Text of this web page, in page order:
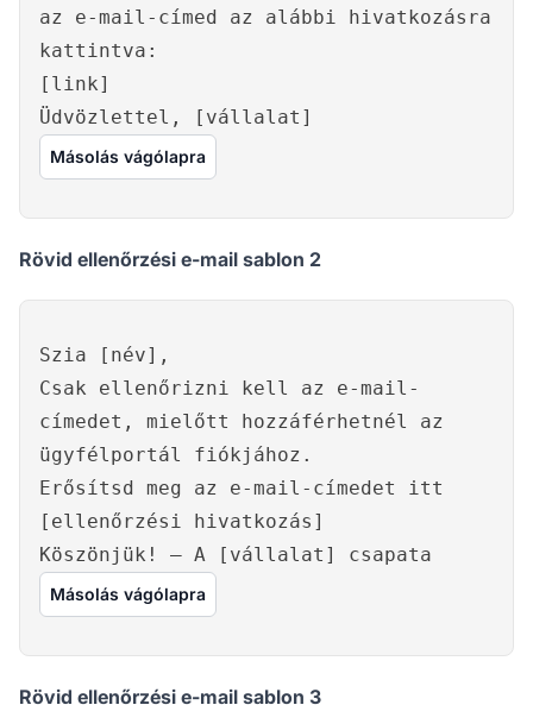
az e-mail-címed az alábbi hivatkozásra
kattintva:
[link]
Üdvözlettel, [vállalat]
Másolás vágólapra
Rövid ellenőrzési e-mail sablon 2
Szia [név],
Csak ellenőrizni kell az e-mail-
címedet, mielőtt hozzáférhetnél az
ügyfélportál fiókjához.
Erősítsd meg az e-mail-címedet itt
[ellenőrzési hivatkozás]
Köszönjük! – A [vállalat] csapata
Másolás vágólapra
Rövid ellenőrzési e-mail sablon 3